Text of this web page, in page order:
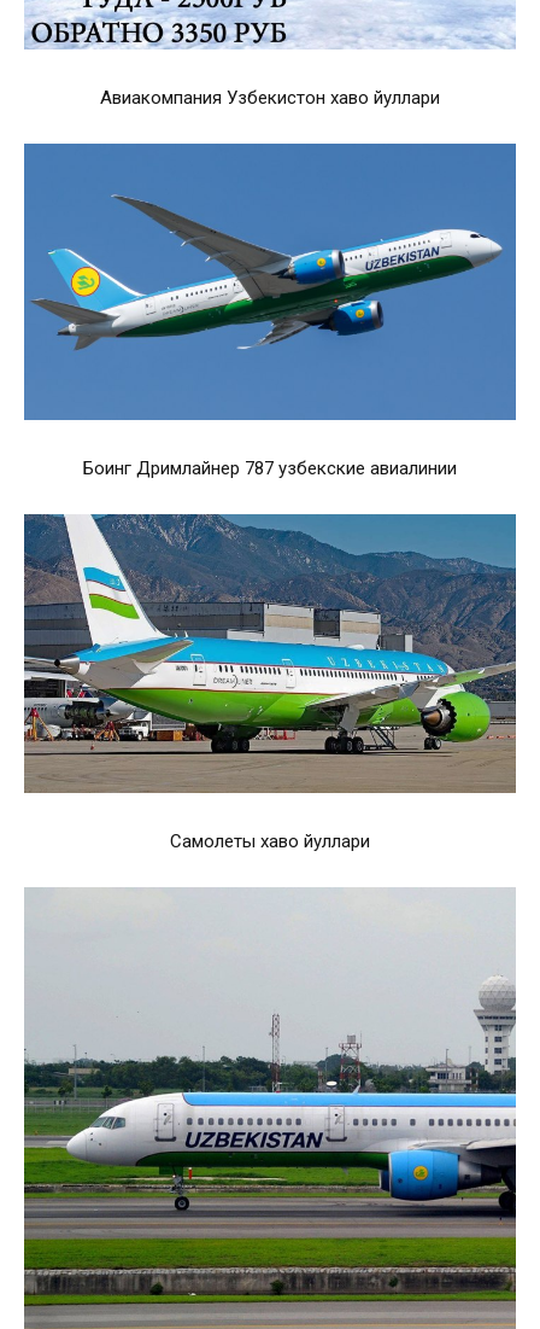
Авиакомпания Узбекистон хаво йуллари
Боинг Дримлайнер 787 узбекские авиалинии
Самолеты хаво йуллари